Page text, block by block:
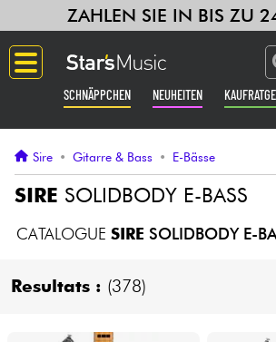
ZAHLEN SIE IN BIS ZU
SCHNÄPPCHEN NEUHEITEN
Gitarre & Bass
Verstärker & Effekte
Klaviere & Piano
Synths & samplers
Sire • Gitarre & Bass • E-Bässe
SIRE SOLIDBODY E-BASS
CATALOGUE SIRE SOLIDBODY E-
Resultats : (378)